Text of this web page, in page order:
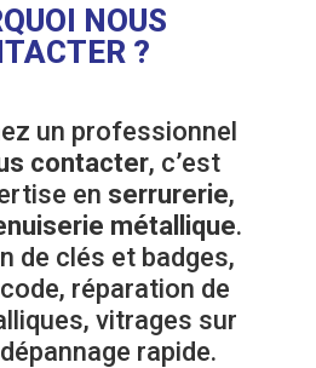
NOUS
?
un professionnel
contacter, c’est
en serrurerie,
métallique.
de clés et badges,
réparation de
vitrages sur
rapide.